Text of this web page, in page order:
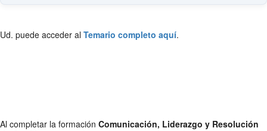
Ud. puede acceder al Temario completo aquí.
Al completar la formación Comunicación, Liderazgo y Resolución